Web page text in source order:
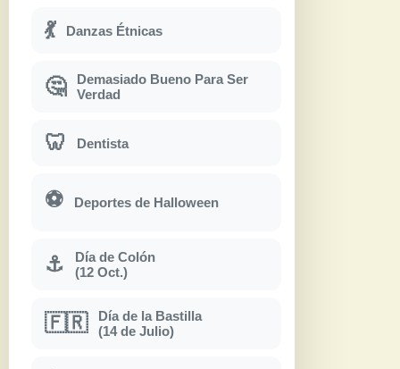
💃 Danzas Étnicas
🤔
Demasiado Bueno Para Ser
Verdad
🦷 Dentista
⚽ Deportes de Halloween
⚓
Día de Colón
(12 Oct.)
🇫🇷
Día de la Bastilla
(14 de Julio)